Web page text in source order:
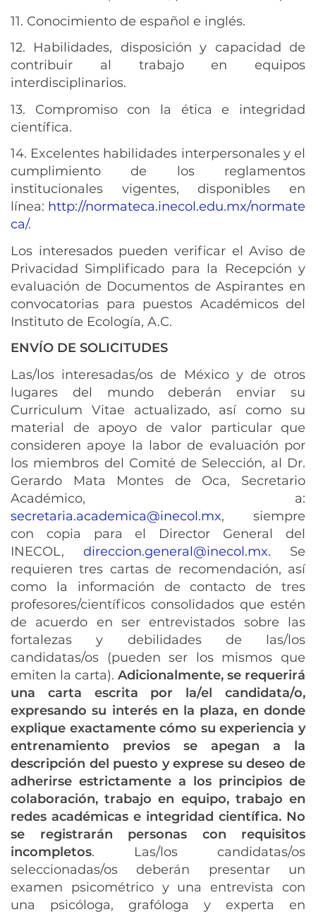
11. Conocimiento de español e inglés.
12. Habilidades, disposición y capacidad de
contribuir al trabajo en equipos
interdisciplinarios.
13. Compromiso con la ética e integridad
científica.
14. Excelentes habilidades interpersonales y el
cumplimiento de los reglamentos
institucionales vigentes, disponibles en
línea: http://normateca.inecol.edu.mx/normate
ca/.
Los interesados pueden verificar el Aviso de
Privacidad Simplificado para la Recepción y
evaluación de Documentos de Aspirantes en
convocatorias para puestos Académicos del
Instituto de Ecología, A.C.
ENVÍO DE SOLICITUDES
Las/los interesadas/os de México y de otros
lugares del mundo deberán enviar su
Curriculum Vitae actualizado, así como su
material de apoyo de valor particular que
consideren apoye la labor de evaluación por
los miembros del Comité de Selección, al Dr.
Gerardo Mata Montes de Oca, Secretario
Académico, a:
secretaria.academica@inecol.mx, siempre
con copia para el Director General del
INECOL, direccion.general@inecol.mx. Se
requieren tres cartas de recomendación, así
como la información de contacto de tres
profesores/científicos consolidados que estén
de acuerdo en ser entrevistados sobre las
fortalezas y debilidades de las/los
candidatas/os (pueden ser los mismos que
emiten la carta). Adicionalmente, se requerirá
una carta escrita por la/el candidata/o,
expresando su interés en la plaza, en donde
explique exactamente cómo su experiencia y
entrenamiento previos se apegan a la
descripción del puesto y exprese su deseo de
adherirse estrictamente a los principios de
colaboración, trabajo en equipo, trabajo en
redes académicas e integridad científica. No
se registrarán personas con requisitos
incompletos. Las/los candidatas/os
seleccionadas/os deberán presentar un
examen psicométrico y una entrevista con
una psicóloga, grafóloga y experta en